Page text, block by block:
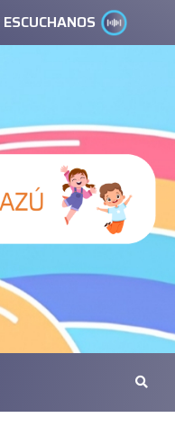
ESCUCHANOS